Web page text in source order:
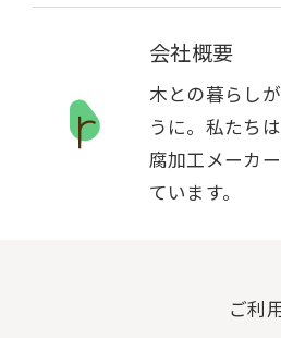
会社概要
木との暮らし
うに。私たち
腐加工メーカ
ています。
ご利